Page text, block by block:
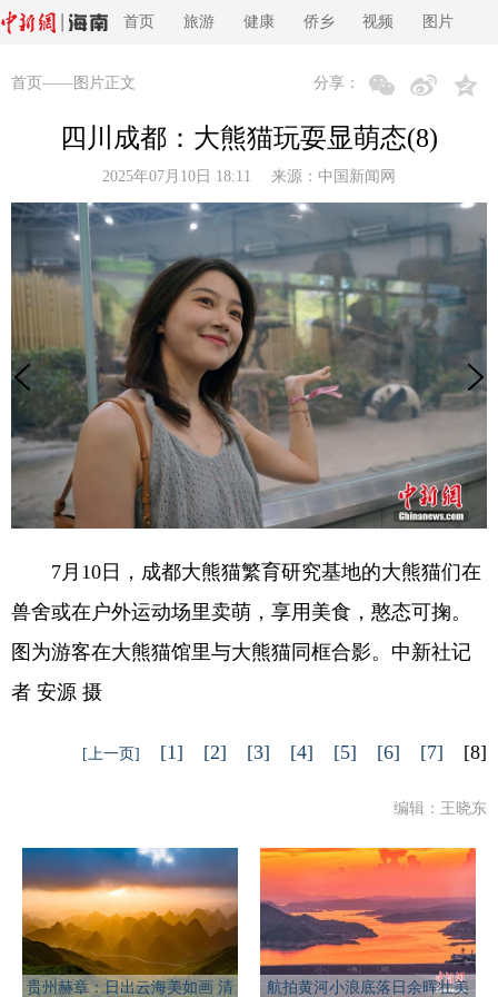
首页 旅游 健康 侨乡 视频 图片
首页 ——图片正文 分享：
四川成都：大熊猫玩耍显萌态(8)
2025年07月10日 18:11 来源： 中国新闻网
7月10日，成都大熊猫繁育研究基地的大熊猫们在
兽舍或在户外运动场里卖萌，享用美食，憨态可掬。
图为游客在大熊猫馆里与大熊猫同框合影。中新社记
者 安源 摄
[上一页] [1] [2] [3] [4] [5] [6] [7] [8]
编辑：王晓东
贵州赫章：日出云海美如画 清 航拍黄河小浪底落日余晖壮美